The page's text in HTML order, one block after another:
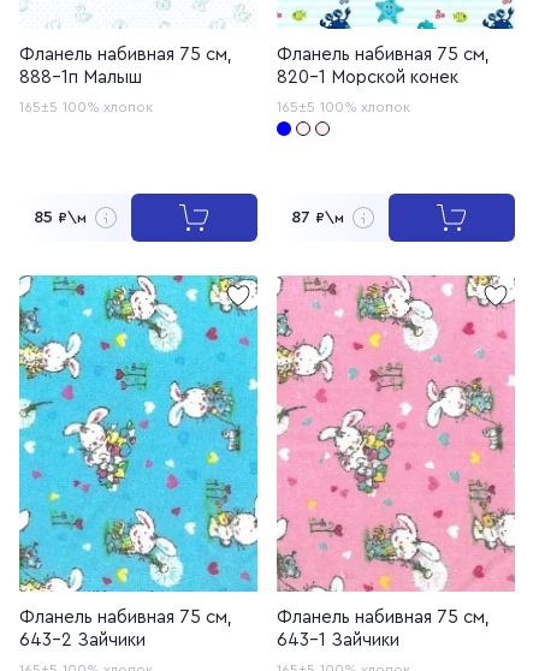
Фланель набивная 75 см,
888-1п Малыш
165±5 100% хлопок
85 ₽\м
Фланель набивная 75 см,
820-1 Морской конек
165±5 100% хлопок
87 ₽\м
Фланель набивная 75 см,
643-2 Зайчики
Фланель набивная 75 см,
643-1 Зайчики